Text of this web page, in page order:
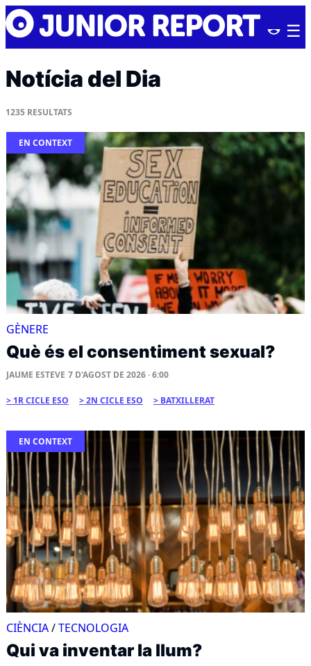
Skip
to
content
Junior
Report
Notícia del Dia
1235 RESULTATS
EN CONTEXT
GÈNERE
Què és el consentiment sexual?
JAUME ESTEVE 7 D'AGOST DE 2026 · 6:00
1R CICLE ESO 2N CICLE ESO BATXILLERAT
EN CONTEXT
CIÈNCIA/TECNOLOGIA
Qui va inventar la llum?